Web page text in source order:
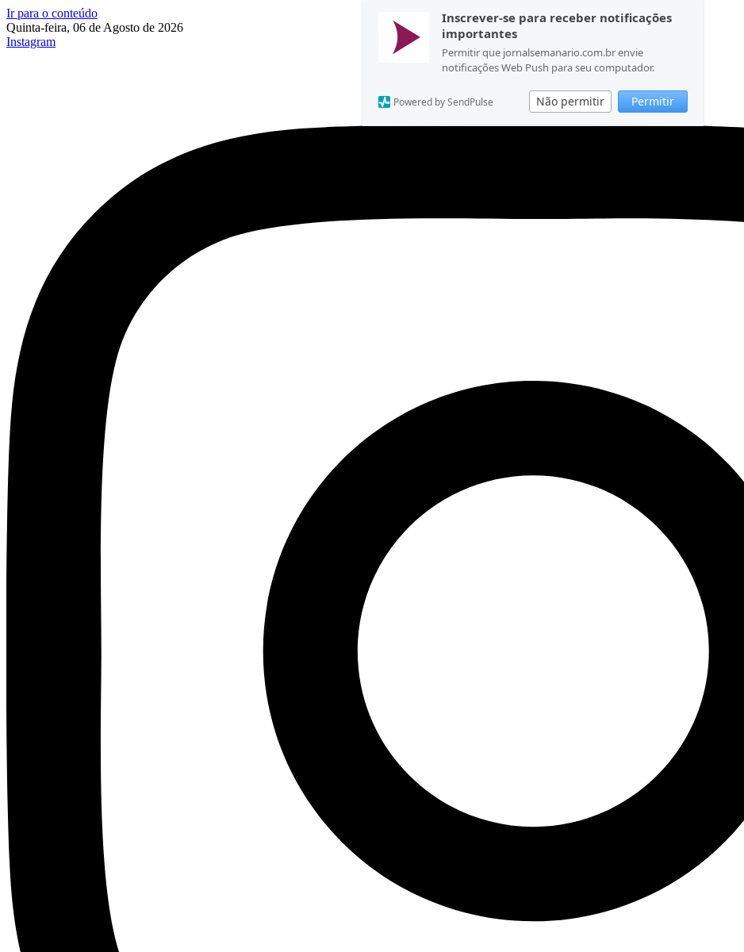
Inscrever-se para receber notificações
importantes
Permitir que jornalsemanario.com.br envie
notificações Web Push para seu computador.
Não permitir Permitir
Powered by SendPulse
Ir para o conteúdo
Quinta-feira, 06 de Agosto de 2026
Instagram